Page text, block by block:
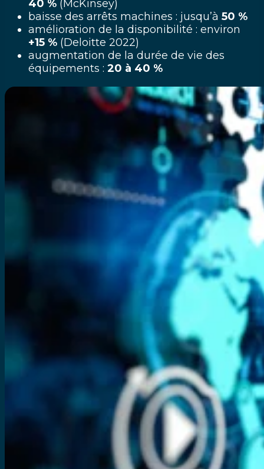
40 % (McKinsey)
baisse des arrêts machines : jusqu’à 50 %
amélioration de la disponibilité : environ
+15 % (Deloitte 2022)
augmentation de la durée de vie des
équipements : 20 à 40 %